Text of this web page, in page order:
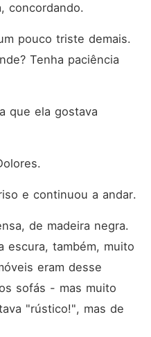
concordando.
pouco triste demais.
Tenha paciência
que ela gostava
de madeira negra.
escura, também, muito
eram desse
sofás - mas muito
"rústico!", mas de